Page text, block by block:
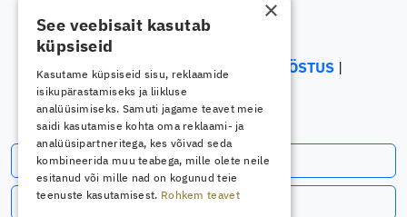
ELEKTRIALA
ELEKTROONIKATÖÖSTUS
ENERGEETIKA
Telli uudiskiri
Jälgi meid Facebookis
×
See veebisait kasutab
küpsiseid
Kasutame küpsiseid sisu, reklaamide
isikupärastamiseks ja liikluse
analüüsimiseks. Samuti jagame teavet meie
saidi kasutamise kohta oma reklaami- ja
analüüsipartneritega, kes võivad seda
kombineerida muu teabega, mille olete neile
esitanud või mille nad on kogunud teie
teenuste kasutamisest. Rohkem teavet